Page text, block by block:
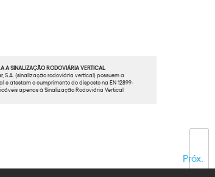
Próx.
A SINALIZAÇÃO RODOVIÁRIA VERTICAL
S.A. (sinalização rodoviária vertical) possuem a
atestam o cumprimento do disposto na EN 12899-
apenas à Sinalização Rodoviária Vertical